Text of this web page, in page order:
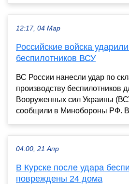
12:17, 04 Мар
Российские войска
беспилотников ВСУ
ВС России нанесли удар по
производству беспилотников
Вооруженных сил Украины
сообщили в Минобороны РФ. В
04:00, 21 Апр
В Курске после удара
повреждены 24 дома